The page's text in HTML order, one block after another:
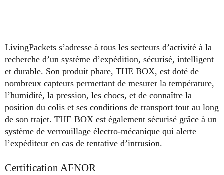
LivingPackets s’adresse à tous les secteurs d’activité à la
recherche d’un système d’expédition, sécurisé, intelligent
et durable. Son produit phare, THE BOX, est doté de
nombreux capteurs permettant de mesurer la température,
l’humidité, la pression, les chocs, et de connaître la
position du colis et ses conditions de transport tout au long
de son trajet. THE BOX est également sécurisé grâce à un
système de verrouillage électro-mécanique qui alerte
l’expéditeur en cas de tentative d’intrusion.
Certification AFNOR